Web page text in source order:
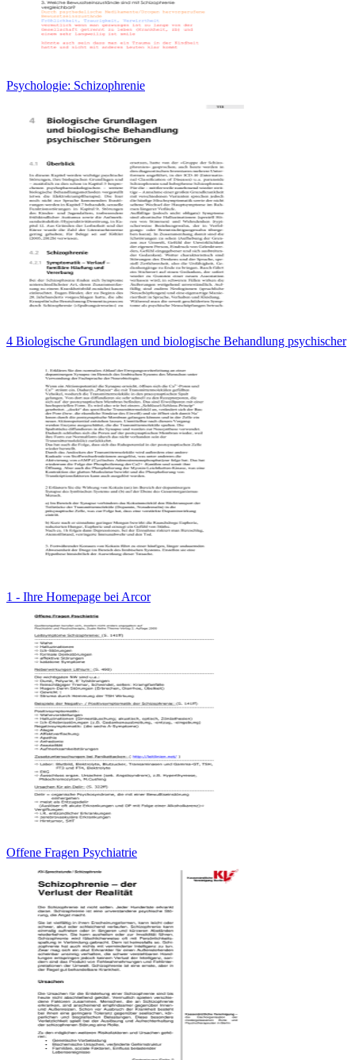
Psychologie: Schizophrenie
4 Biologische Grundlagen und biologische Behandlung psychischer
1 - Ihre Homepage bei Arcor
Offene Fragen Psychiatrie